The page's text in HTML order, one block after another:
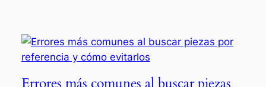
Errores más comunes al buscar piezas